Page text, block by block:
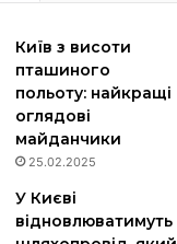
Київ з висоти
пташиного
польоту: найкращі
оглядові
майданчики
25.02.2025
У Києві
відновлюватимуть